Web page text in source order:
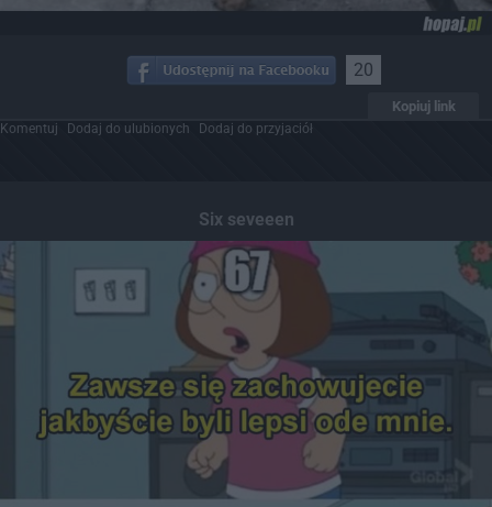
20
Kopiuj link
Komentuj Dodaj do ulubionych Dodaj do przyjaciół
Six seveeen